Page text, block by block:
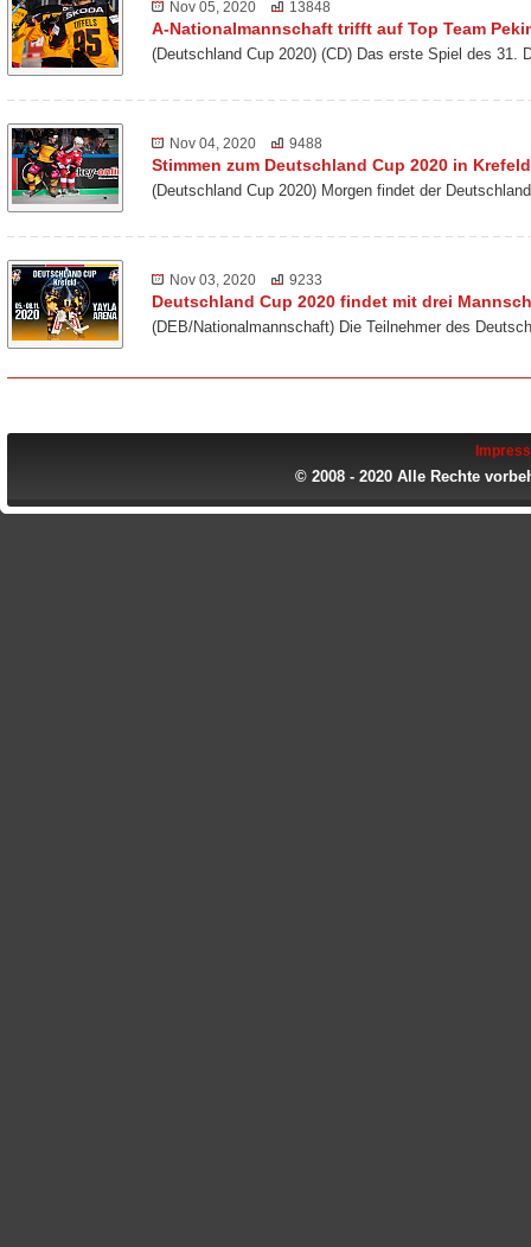
Nov 05, 2020 13848
A-Nationalmannschaft trifft auf Top Team
(Deutschland Cup 2020) (CD) Das erste Spiel des 31.
Nov 04, 2020 9488
Stimmen zum Deutschland Cup 2020 in Krefeld
(Deutschland Cup 2020) Morgen findet der
Nov 03, 2020 9233
Deutschland Cup 2020 findet mit drei
(DEB/Nationalmannschaft) Die Teilnehmer des
© 2008 - 2020 Alle Rechte